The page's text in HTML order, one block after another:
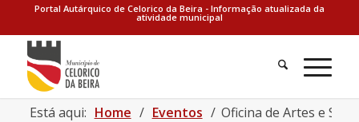
Portal Autárquico de Celorico da Beira - Informação atualizada da
atividade municipal
Está aqui: Home / Eventos / Oficina de Artes e